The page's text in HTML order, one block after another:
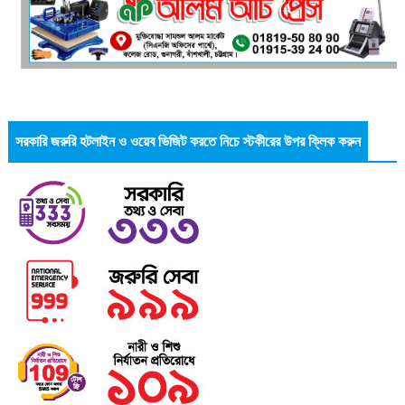
সরকারি জরুরি হটলাইন ও ওয়েব ভিজিট করতে নিচে স্টকীরের উপর ক্লিক করুন